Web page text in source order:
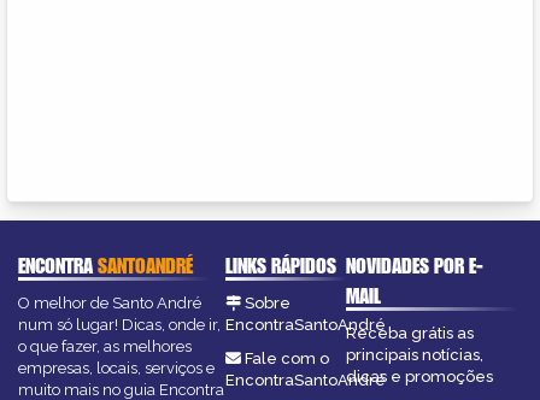
ENCONTRASANTOANDRÉ
O melhor de Santo André
num só lugar! Dicas, onde ir,
o que fazer, as melhores
empresas, locais, serviços e
muito mais no guia Encontra
LINKS RÁPIDOS
Sobre
EncontraSantoAndré
Fale com o
EncontraSantoAndré
NOVIDADES POR E-
MAIL
Receba grátis as
principais notícias,
dicas e promoções